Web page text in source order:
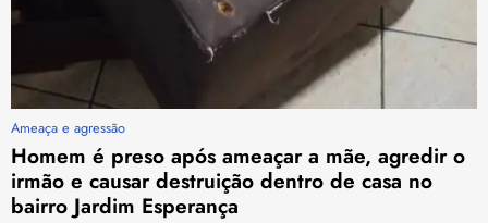
Ameaça e agressão
Homem é preso após ameaçar a mãe, agredir o
irmão e causar destruição dentro de casa no
bairro Jardim Esperança